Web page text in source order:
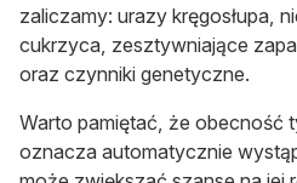
zaliczamy: urazy kręgosłupa,
cukrzyca, zesztywniające
oraz czynniki genetyczne.
Warto pamiętać, że obecność
oznacza automatycznie